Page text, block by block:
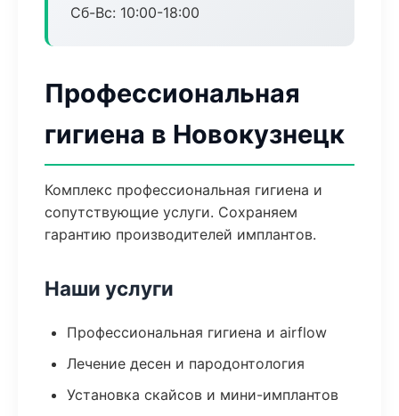
Сб-Вс: 10:00-18:00
Профессиональная
гигиена в Новокузнецк
Комплекс профессиональная гигиена и
сопутствующие услуги. Сохраняем
гарантию производителей имплантов.
Наши услуги
Профессиональная гигиена и airflow
Лечение десен и пародонтология
Установка скайсов и мини-имплантов